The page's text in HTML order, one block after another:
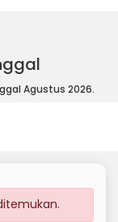
Agustus 2026.